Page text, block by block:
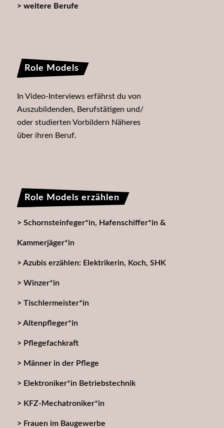
> weitere Berufe
Role Models
In Video-Interviews erfährst du von
Auszubildenden, Berufstätigen und/
oder studierten Vorbildern Näheres
über ihren Beruf.
Role Models erzählen
Schornsteinfeger*in, Hafenschiffer*in &
Kammerjäger*in
Azubis erzählen: Elektrikerin, Koch, SHK
Winzer*in
Tischlermeister*in
Altenpfleger*in
Pflegefachkraft
Männer in der Pflege
Elektroniker*in Betriebstechnik
KFZ-Mechatroniker*in
Frauen im Baugewerbe